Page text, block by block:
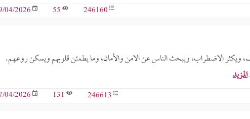
246160
55
04/2026
ويكثر الاضطراب، ويبحث الناس عن الامن والأمان، وما يطمئن قلوبهم ويسكن روعهم.
المزيد
246613
131
04/2026